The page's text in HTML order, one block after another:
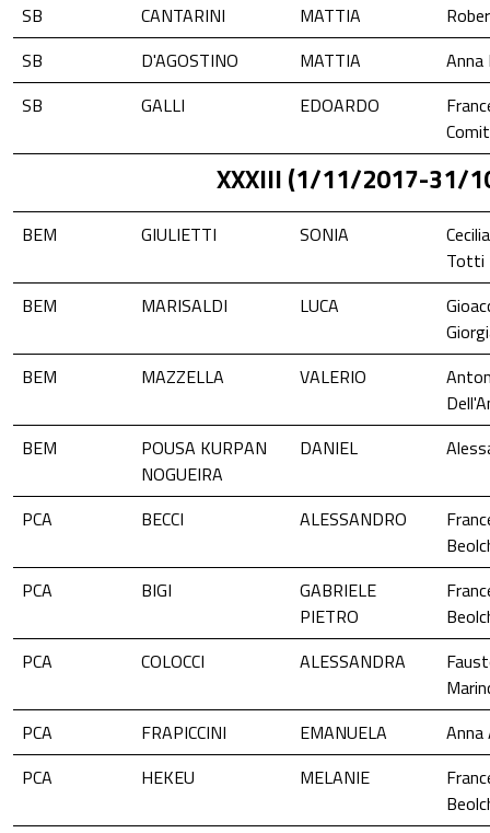
SB
CANTARINI MATTIA
SB
D'AGOSTINO MATTIA
Anna
SB
GALLI EDOARDO
XXXIII (1/11/2017-31/
BEM GIULIETTI SONIA
Totti
BEM
MARISALDI LUCA
BEM
MAZZELLA VALERIO
BEM
POUSA KURPAN
NOGUEIRA
DANIEL
PCA BECCI ALESSANDRO
PCA
BIGI
GABRIELE
PIETRO
PCA
COLOCCI ALESSANDRA
PCA
FRAPICCINI EMANUELA
Anna
PCA
HEKEU MELANIE